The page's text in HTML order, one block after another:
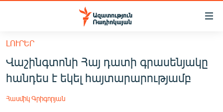
Մատչելիության
հիմնական
բովանդակությանը
Անցնել
հիմնական
մենյուին
ՀԱՅԱՍՏԱՆ
ՔԱՂԱՔԱԿԱՆ
ԸՆՏՐՈՒԹՅՈՒՆՆԵՐ 2026
ԼՈՒՐԵՐ
Վաշինգտոնի Հայ դատի գրասենյակը
հանդես է եկել հայտարարությամբ
Հասմիկ Գրիգորյան